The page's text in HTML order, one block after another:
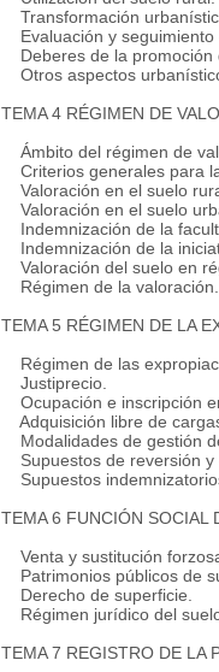
Transformación
Evaluación y seguimiento
Deberes de la promoción
Otros aspectos
TEMA 4 RÉGIMEN DE
Ámbito del régimen de
Criterios generales para
Valoración en el suelo
Valoración en el suelo
Indemnización de la
Indemnización de la
Valoración del suelo en
Régimen de la valoración.
TEMA 5 RÉGIMEN DE LA
Régimen de las
Justiprecio.
Ocupación e inscripción
Adquisición libre de
Modalidades de gestión
Supuestos de reversión y
Supuestos
TEMA 6 FUNCIÓN SOCIAL
Venta y sustitución
Patrimonios públicos de
Derecho de superficie.
Régimen jurídico del
TEMA 7 REGISTRO DE LA